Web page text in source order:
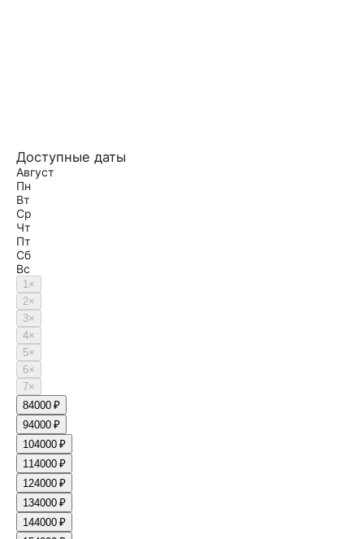
Доступные даты
Август
Пн
Вт
Ср
Чт
Пт
Сб
Вс
1×
2×
3×
4×
5×
6×
7×
84000 ₽
94000 ₽
104000 ₽
114000 ₽
124000 ₽
134000 ₽
144000 ₽